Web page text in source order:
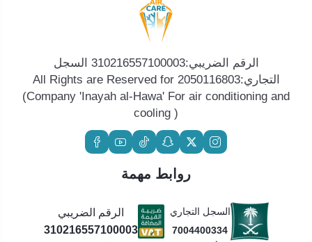
الرقم الضريبي:310216557100003 السجل
التجاري:2050116803 All Rights are Reserved for
(Company 'Inayah al-Hawa' For air conditioning and
cooling )
روابط مهمة
السجل التجاري
7004400334
الرقم الضريبي
310216557100003